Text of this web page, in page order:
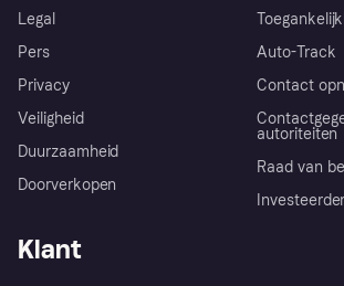
Legal
Pers
Privacy
Veiligheid
Duurzaamheid
Doorverkopen
Auto-Track
Contact
autoriteiten
Raad van
Klant